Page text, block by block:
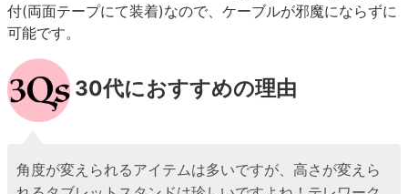
付(両面テープにて装着)なので、ケーブルが邪魔にならずに
可能です。
30代におすすめの理由
角度が変えられるアイテムは多いですが、高さが変えら